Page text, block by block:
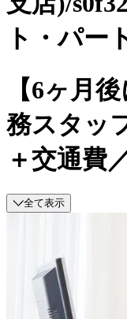
ト・パー
【6ヶ月
務スタッ
＋交通費
全て表示